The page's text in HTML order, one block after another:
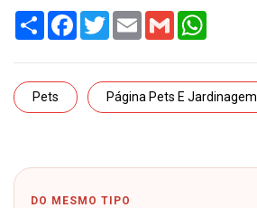
Share Facebook
TwitterEmail Gmail
Pets Página Pets E Jardinagem
DO MESMO TIPO